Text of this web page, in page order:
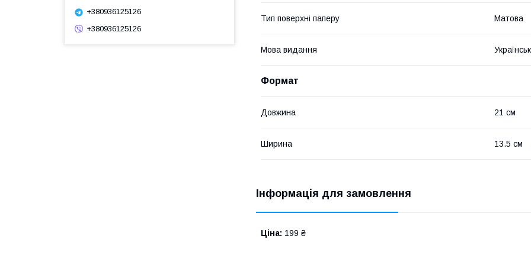
Тип поверхні паперу Матова
Мова видання
Формат
Довжина 21 см
Ширина 13.5 см
Інформація для замовлення
Ціна: 199 ₴
+380936125126
+380936125126